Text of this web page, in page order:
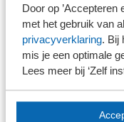
Door op ’Accepteren
met het gebruik van
privacyverklaring. Bij
mis je een optimale
Lees meer bij ‘Zelf
handreiking
personenmobiliteit'
met het in kaart
voor de